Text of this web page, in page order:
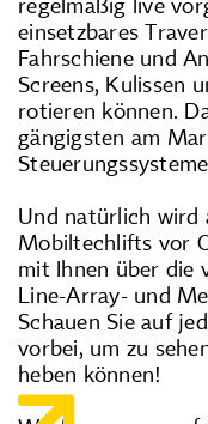
regelmäßig live
einsetzbares
Fahrschiene und
Screens, Kulissen
rotieren können.
gängigsten am
Und natürlich wird
Mobiltechlifts vor
mit Ihnen über die
Line-Array- und
Schauen Sie auf
vorbei, um zu
heben können!